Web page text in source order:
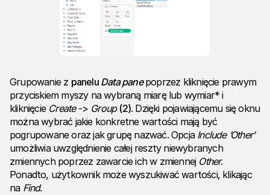
Grupowanie z panelu Data panepoprzez kliknięcie prawym
przyciskiem myszy na wybraną miarę lub wymiar* i
kliknięcie Create-> Group (2). Dzięki pojawiającemu się oknu
można wybrać jakie konkretne wartości mają być
pogrupowane oraz jak grupę nazwać. Opcja Include ’Other’
umożliwia uwzględnienie całej reszty niewybranych
zmiennych poprzez zawarcie ich w zmiennej Other.
Ponadto, użytkownik może wyszukiwać wartości, klikając
na Find.